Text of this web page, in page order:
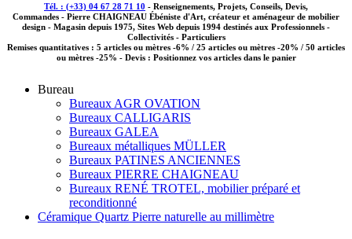
Tél. : (+33) 04 67 28 71 10 - Renseignements, Projets, Conseils, Devis,
Commandes - Pierre CHAIGNEAU Ébéniste d'Art, créateur et aménageur de mobilier
design - Magasin depuis 1975, Sites Web depuis 1994 destinés aux Professionnels -
Collectivités - Particuliers
Remises quantitatives : 5 articles ou mètres -6% / 25 articles ou mètres -20% / 50 articles
ou mètres -25% - Devis : Positionnez vos articles dans le panier
Bureau
Bureaux AGR OVATION
Bureaux CALLIGARIS
Bureaux GALEA
Bureaux métalliques MÜLLER
Bureaux PATINES ANCIENNES
Bureaux PIERRE CHAIGNEAU
Bureaux RENÉ TROTEL, mobilier préparé et
reconditionné
Céramique Quartz Pierre naturelle au millimètre